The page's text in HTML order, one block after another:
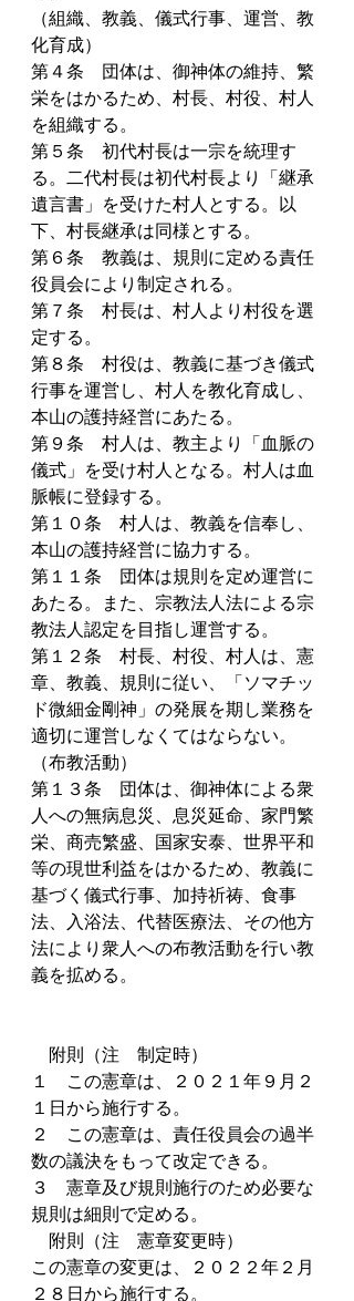
（組織、教義、儀式行事、運営、教
化育成）
第４条　団体は、御神体の維持、繁
栄をはかるため、村長、村役、村人
を組織する。
第５条　初代村長は一宗を統理す
る。二代村長は初代村長より「継承
遺言書」を受けた村人とする。以
下、村長継承は同様とする。
第６条　教義は、規則に定める責任
役員会により制定される。
第７条　村長は、村人より村役を選
定する。
第８条　村役は、教義に基づき儀式
行事を運営し、村人を教化育成し、
本山の護持経営にあたる。
第９条　村人は、教主より「血脈の
儀式」を受け村人となる。村人は血
脈帳に登録する。
第１０条　村人は、教義を信奉し、
本山の護持経営に協力する。
第１１条　団体は規則を定め運営に
あたる。また、宗教法人法による宗
教法人認定を目指し運営する。
第１２条　村長、村役、村人は、憲
章、教義、規則に従い、「ソマチッ
ド微細金剛神」の発展を期し業務を
適切に運営しなくてはならない。
（布教活動）
第１３条　団体は、御神体による衆
人への無病息災、息災延命、家門繁
栄、商売繁盛、国家安泰、世界平和
等の現世利益をはかるため、教義に
基づく儀式行事、加持祈祷、食事
法、入浴法、代替医療法、その他方
法により衆人への布教活動を行い教
義を拡める。
附則（注　制定時）
１　この憲章は、２０２１年９月２
１日から施行する。
２　この憲章は、責任役員会の過半
数の議決をもって改定できる。
３　憲章及び規則施行のため必要な
規則は細則で定める。
附則（注　憲章変更時）
この憲章の変更は、２０２２年２月
２８日から施行する。